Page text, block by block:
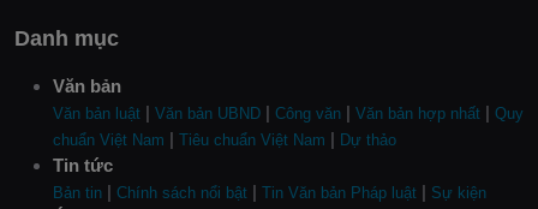
Danh mục
Văn bản
Văn bản luật | Văn bản UBND | Công văn | Văn bản hợp nhất | Quy
chuẩn Việt Nam | Tiêu chuẩn Việt Nam | Dự thảo
Tin tức
Bản tin | Chính sách nổi bật | Tin Văn bản Pháp luật | Sự kiện